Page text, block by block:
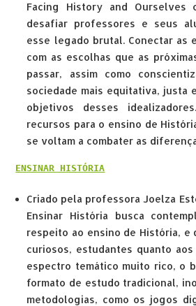
Facing History and Ourselves
desafiar professores e seus
esse legado brutal. Conectar as
com as escolhas que as
passar, assim como
sociedade mais equitativa, justa
objetivos desses
recursos para o ensino de
se voltam a combater as
ENSINAR HISTÓRIA
Criado pela professora Joelza
Ensinar História busca
respeito ao ensino de História, e
curiosos, estudantes quanto
espectro temático muito rico, o
formato de estudo tradicional,
metodologias, como os jogos